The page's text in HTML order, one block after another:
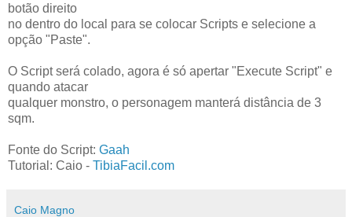
botão direito
no dentro do local para se colocar Scripts e selecione a
opção "Paste".
O Script será colado, agora é só apertar "Execute Script" e
quando atacar
qualquer monstro, o personagem manterá distância de 3
sqm.
Fonte do Script: Gaah
Tutorial: Caio - TibiaFacil.com
Caio Magno